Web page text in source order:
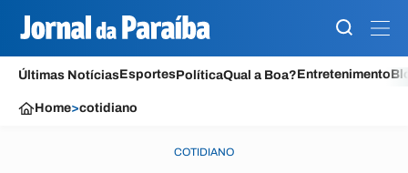
Últimas NotíciasEsportesPolíticaQual a Boa?Entretenimento
Home>cotidiano
COTIDIANO